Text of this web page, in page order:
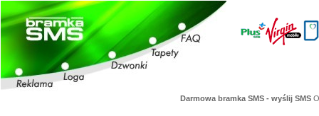
Darmowa bramka SMS - wyślij SMS